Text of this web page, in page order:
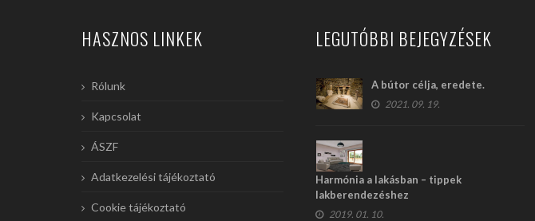
HASZNOS LINKEK
Rólunk
Kapcsolat
ÁSZF
Adatkezelési tájékoztató
Cookie tájékoztató
LEGUTÓBBI BEJEGYZÉSEK
A bútor célja, eredete.
2021. 09. 19.
Harmónia a lakásban – tippek
lakberendezéshez
2019. 01. 10.